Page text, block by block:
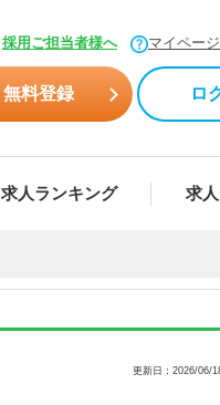
採用ご担当者様へ マイペー
無料登録 ロ
求人ランキング 求
更新日：2026/06/